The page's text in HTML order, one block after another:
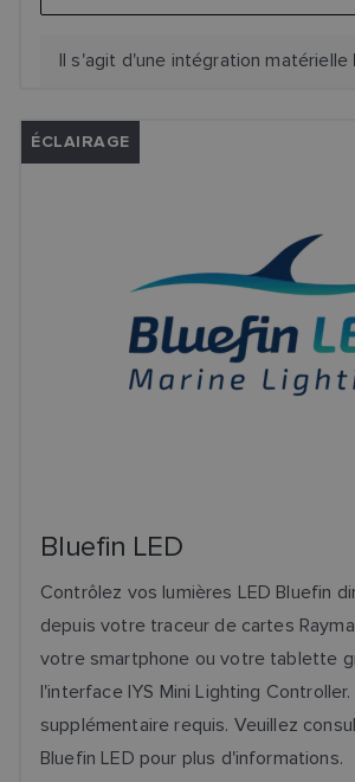
Il s'agit d'une intégration matérielle
ÉCLAIRAGE
Bluefin LED
Contrôlez vos lumières LED Bluefin
depuis votre traceur de cartes
votre smartphone ou votre tablette
l'interface IYS Mini Lighting
supplémentaire requis. Veuillez
Bluefin LED pour plus d'informations.